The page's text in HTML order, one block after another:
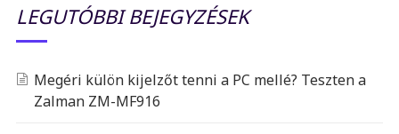
LEGUTÓBBI BEJEGYZÉSEK
Megéri külön kijelzőt tenni a PC mellé? Teszten a
Zalman ZM-MF916